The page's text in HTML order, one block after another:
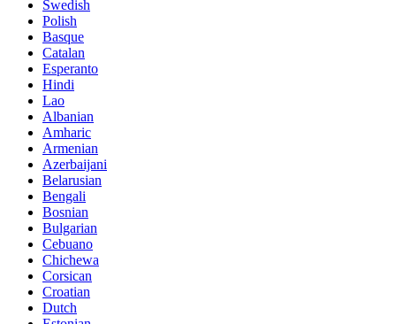
Swedish
Polish
Basque
Catalan
Esperanto
Hindi
Lao
Albanian
Amharic
Armenian
Azerbaijani
Belarusian
Bengali
Bosnian
Bulgarian
Cebuano
Chichewa
Corsican
Croatian
Dutch